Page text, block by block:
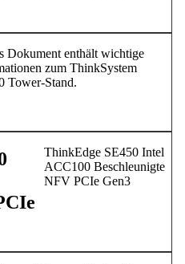
Dokument enthält wichtige
zum ThinkSystem
Tower-Stand.
ThinkEdge SE450 Intel
ACC100 Beschleunigte
NFV PCIe Gen3